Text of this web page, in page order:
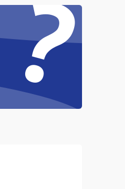
Подробнее →
Подробнее →
?